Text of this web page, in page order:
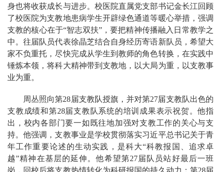
身也将收获成长与进步。校医院直属党支部书记金长江回顾
了校医院为支教地患病学生开辟绿色通道等暖心举措，强调
支教的核心在于“智志双扶”，要把精神传播融入日常教学之
中。往届队员代表徐晶芝结合自身经历寄语新队员，希望大
家不负重托，尽快完成从学生到教师的角色转换，在实践中
锤炼本领，将科大精神带到支教地，以大局为重，以支教事
业为重。
周丛照向第28届支教队授旗，并对第27届支教队出色的
支教成绩和第28届支教队系统的培训成果表示祝贺。他指
出，校内各部门要一如既往地加强对支教工作的关心与支
持。他强调，支教事业是学校贯彻落实习近平总书记关于青
年工作重要论述的生动实践，是科大“科教报国、追求卓
越”精神在基层的延伸。他希望第27届队员站好最后一班
岗，回校后将支教热情转化为科研报国的持久动力；第28届